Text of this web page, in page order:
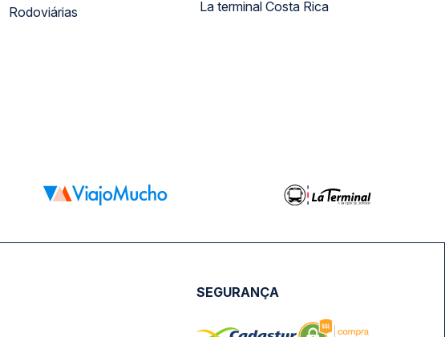
Rodoviárias
La terminal Costa Rica
SEGURANÇA